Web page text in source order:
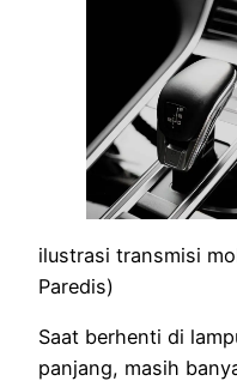
ilustrasi transmisi
Paredis)
Saat berhenti di
panjang, masih